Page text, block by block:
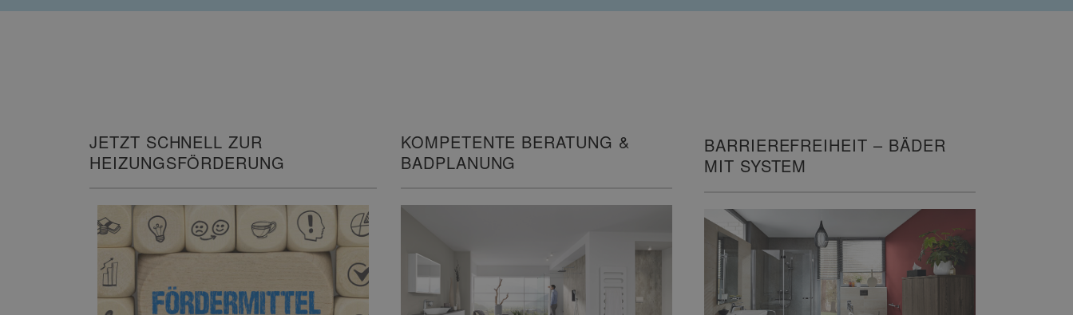
JETZT SCHNELL ZUR
HEIZUNGSFÖRDERUNG
KOMPETENTE BERATUNG &
BADPLANUNG
BARRIEREFREIHEIT – BÄDER
MIT SYSTEM